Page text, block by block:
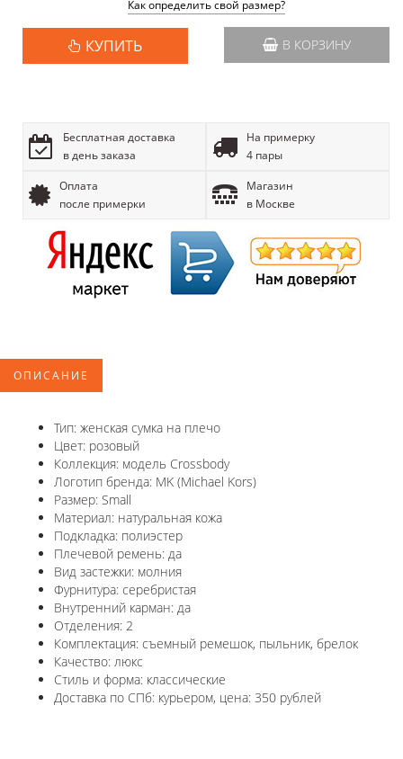
Как определить свой размер?
КУПИТЬ В КОРЗИНУ
Бесплатная доставка
в день заказа
На примерку
4 пары
Оплата
после примерки
Магазин
в Москве
ОПИСАНИЕ
Тип: женская сумка на плечо
Цвет: розовый
Коллекция: модель Crossbody
Логотип бренда: MK (Michael Kors)
Размер: Small
Материал: натуральная кожа
Подкладка: полиэстер
Плечевой ремень: да
Вид застежки: молния
Фурнитура: серебристая
Внутренний карман: да
Отделения: 2
Комплектация: съемный ремешок, пыльник, брелок
Качество: люкс
Стиль и форма: классические
Доставка по СПб: курьером, цена: 350 рублей